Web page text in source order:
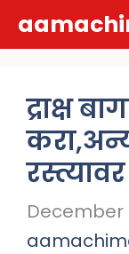
द्राक्ष
December